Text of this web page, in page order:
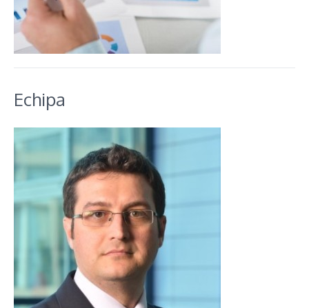
Echipa